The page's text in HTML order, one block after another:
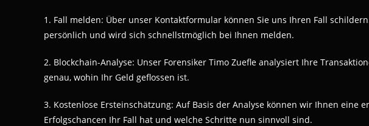
1. Fall melden: Über unser Kontaktformular können Sie uns Ihren Fall
persönlich und wird sich schnellstmöglich bei Ihnen melden.
2. Blockchain-Analyse: Unser Forensiker Timo Zuefle analysiert Ihre
genau, wohin Ihr Geld geflossen ist.
3. Kostenlose Ersteinschätzung: Auf Basis der Analyse können wir Ihnen eine
Erfolgschancen Ihr Fall hat und welche Schritte nun sinnvoll sind.